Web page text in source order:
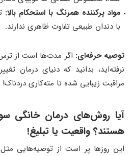
مواد پرکننده همرنگ با استحکام بالا:
با دندان طبیعی تفاوت ظاهری ندارند.
توصیه حرفه‌ای: اگر مدت‌ها است از
نرفته‌اید، بدانید که دنیای درمان
مراقبت زیبایی شده تا مته‌کاری دردناک!
آیا روش‌های درمان خانگی
هستند؟ واقعیت یا تبلیغ!
این روزها پر است از توصیه‌هایی